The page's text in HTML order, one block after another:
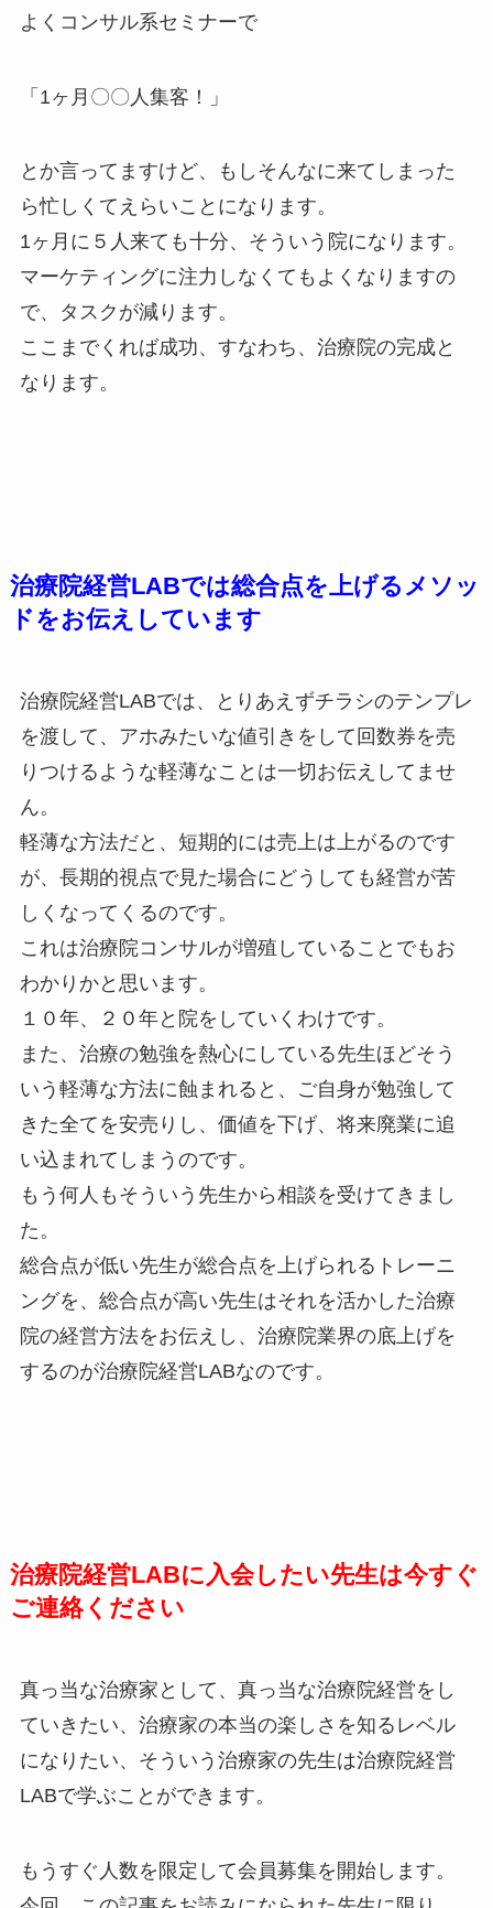
よくコンサル系セミナーで
「1ヶ月〇〇人集客！」
とか言ってますけど、もしそんなに来てしまった
ら忙しくてえらいことになります。
1ヶ月に５人来ても十分、そういう院になります。
マーケティングに注力しなくてもよくなりますの
で、タスクが減ります。
ここまでくれば成功、すなわち、治療院の完成と
なります。
治療院経営LABでは総合点を上げるメソッ
ドをお伝えしています
治療院経営LABでは、とりあえずチラシのテンプレ
を渡して、アホみたいな値引きをして回数券を売
りつけるような軽薄なことは一切お伝えしてませ
ん。
軽薄な方法だと、短期的には売上は上がるのです
が、長期的視点で見た場合にどうしても経営が苦
しくなってくるのです。
これは治療院コンサルが増殖していることでもお
わかりかと思います。
１０年、２０年と院をしていくわけです。
また、治療の勉強を熱心にしている先生ほどそう
いう軽薄な方法に蝕まれると、ご自身が勉強して
きた全てを安売りし、価値を下げ、将来廃業に追
い込まれてしまうのです。
もう何人もそういう先生から相談を受けてきまし
た。
総合点が低い先生が総合点を上げられるトレーニ
ングを、総合点が高い先生はそれを活かした治療
院の経営方法をお伝えし、治療院業界の底上げを
するのが治療院経営LABなのです。
治療院経営LABに入会したい先生は今すぐ
ご連絡ください
真っ当な治療家として、真っ当な治療院経営をし
ていきたい、治療家の本当の楽しさを知るレベル
になりたい、そういう治療家の先生は治療院経営
LABで学ぶことができます。
もうすぐ人数を限定して会員募集を開始します。